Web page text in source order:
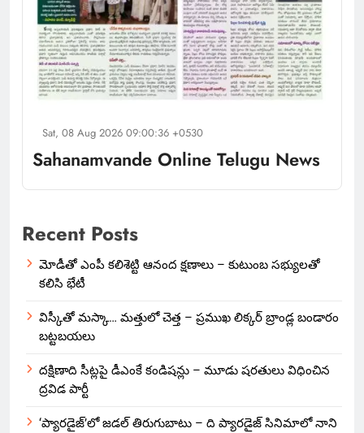
Sat, 08 Aug 2026 09:00:36 +0530
Sahanamvande Online Telugu News
Recent Posts
మోడీతో ఎంపీ కలిశెట్టి ఆనంద క్షణాలు – కుటుంబ సభ్యులతో
కలిసి భేటీ
విస్కీతో మస్కా… మత్తులో చెత్త – ప్రముఖ లిక్కర్ బ్రాండ్ల బండారం
బట్టబయలు
దక్షిణాది సీట్లపై డీఎంకే కండిషన్లు – మూడు షరతులు విధించిన
ద్రవిడ పార్టీ
‘ప్యారడైజ్’లో జడల్ తిరుగుబాటు – ది ప్యారడైజ్ సినిమాలో నాని